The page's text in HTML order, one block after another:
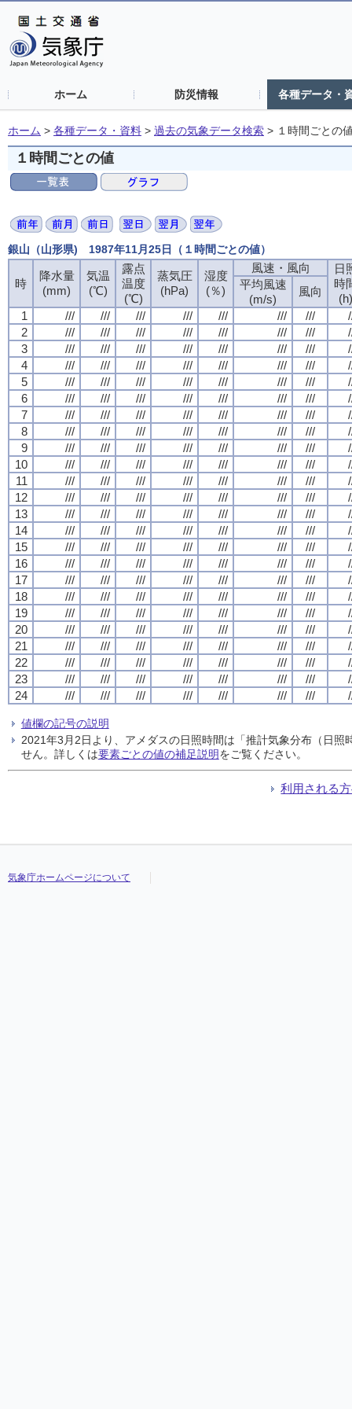
ホーム 防災情報 各種データ・
ホーム > 各種データ・資料 > 過去の気象データ検索 > １時間ごとの
１時間ごとの値
銀山（山形県) 1987年11月25日（１時間ごとの値）
時
降水量
(mm)
気温
(℃)
露点
温度
(℃)
蒸気圧
(hPa)
湿度
(％)
風速・風向
日
時
(h)
平均風速
(m/s)
風向
1
/// /// /// /// /// /// ///
2
/// /// /// /// /// /// ///
3
/// /// /// /// /// /// ///
4
/// /// /// /// /// /// ///
5
/// /// /// /// /// /// ///
6
/// /// /// /// /// /// ///
7
/// /// /// /// /// /// ///
8
/// /// /// /// /// /// ///
9
/// /// /// /// /// /// ///
10
/// /// /// /// /// /// ///
11
/// /// /// /// /// /// ///
12
/// /// /// /// /// /// ///
13
/// /// /// /// /// /// ///
14
/// /// /// /// /// /// ///
15
/// /// /// /// /// /// ///
16
/// /// /// /// /// /// ///
17
/// /// /// /// /// /// ///
18
/// /// /// /// /// /// ///
19
/// /// /// /// /// /// ///
20
/// /// /// /// /// /// ///
21
/// /// /// /// /// /// ///
22
/// /// /// /// /// /// ///
23
/// /// /// /// /// /// ///
24
/// /// /// /// /// /// ///
値欄の記号の説明
2021年3月2日より、アメダスの日照時間は「推計気象分布（日
せん。詳しくは要素ごとの値の補足説明をご覧ください。
利用される
気象庁ホームページについて